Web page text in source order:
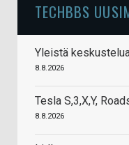
TECHBBS
Yleistä
8.8.2026
Tesla S,3,X,Y,
8.8.2026